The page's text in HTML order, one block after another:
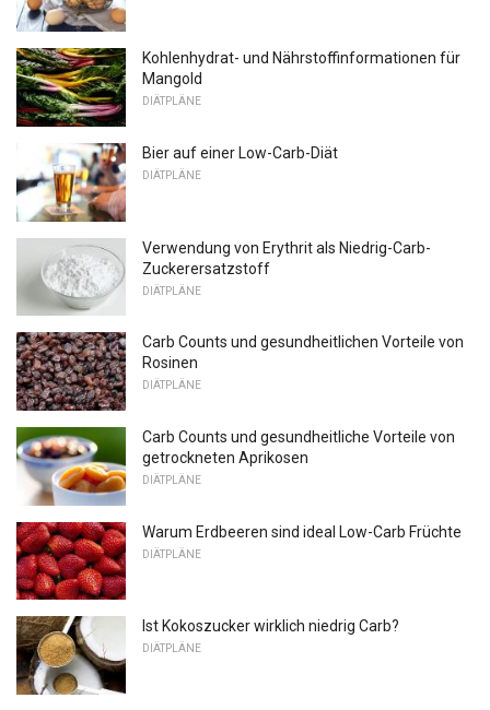
Kohlenhydrat- und Nährstoffinformationen für
Mangold
DIÄTPLÄNE
Bier auf einer Low-Carb-Diät
DIÄTPLÄNE
Verwendung von Erythrit als Niedrig-Carb-
Zuckerersatzstoff
DIÄTPLÄNE
Carb Counts und gesundheitlichen Vorteile von
Rosinen
DIÄTPLÄNE
Carb Counts und gesundheitliche Vorteile von
getrockneten Aprikosen
DIÄTPLÄNE
Warum Erdbeeren sind ideal Low-Carb Früchte
DIÄTPLÄNE
Ist Kokoszucker wirklich niedrig Carb?
DIÄTPLÄNE